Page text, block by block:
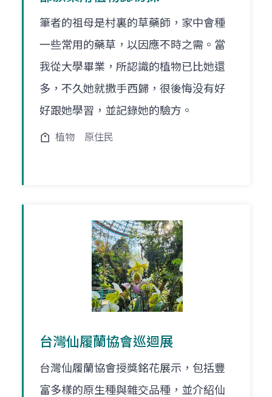
筆者的祖母是村裏的草藥師，家中會種
一些常用的藥草，以因應不時之需。當
我從大學畢業，所認識的植物已比她還
多，不久她就撒手西歸，很後悔没有好
好跟她學習，並記錄她的驗方。
植物 原住民
台灣仙履蘭協會巡迴展
台灣仙履蘭協會授獎銘花展示，包括豐
富多樣的原生種與雜交品種，並介紹仙